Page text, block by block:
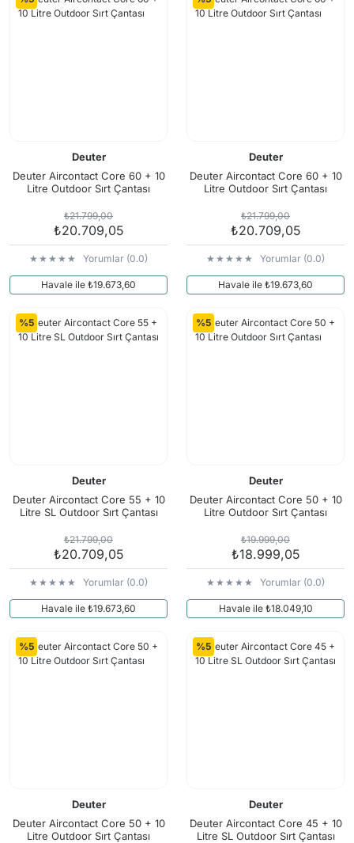
Deuter
Deuter Aircontact Core 60 + 10
Litre Outdoor Sırt Çantası
₺21.799,00
₺20.709,05
Yorumlar (0.0)
Havale ile ₺19.673,60
Deuter
Deuter Aircontact Core 60 + 10
Litre Outdoor Sırt Çantası
₺21.799,00
₺20.709,05
Yorumlar (0.0)
Havale ile ₺19.673,60
%5
Deuter
Deuter Aircontact Core 55 + 10
Litre SL Outdoor Sırt Çantası
₺21.799,00
₺20.709,05
Yorumlar (0.0)
Havale ile ₺19.673,60
%5
Deuter
Deuter Aircontact Core 50 + 10
Litre Outdoor Sırt Çantası
₺19.999,00
₺18.999,05
Yorumlar (0.0)
Havale ile ₺18.049,10
%5
Deuter
Deuter Aircontact Core 50 + 10
Litre Outdoor Sırt Çantası
%5
Deuter
Deuter Aircontact Core 45 + 10
Litre SL Outdoor Sırt Çantası